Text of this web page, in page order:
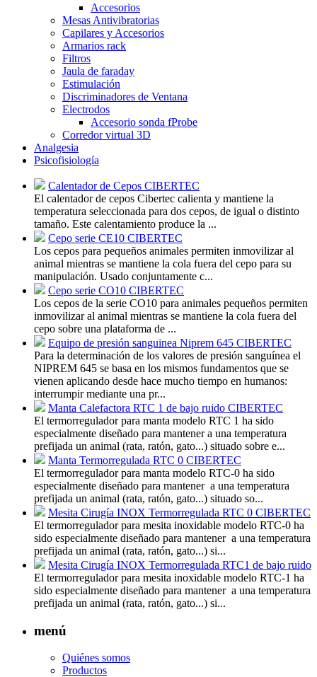
Accesorios
Mesas Antivibratorias
Capilares y Accesorios
Armarios rack
Filtros
Jaula de faraday
Estimulación
Discriminadores de Ventana
Electrodos
Accesorio sonda fProbe
Corredor virtual 3D
Analgesia
Psicofisiología
Calentador de Cepos CIBERTEC
El calentador de cepos Cibertec calienta y mantiene la
temperatura seleccionada para dos cepos, de igual o distinto
tamaño. Este calentamiento produce la ...
Cepo serie CE10 CIBERTEC
Los cepos para pequeños animales permiten inmovilizar al
animal mientras se mantiene la cola fuera del cepo para su
manipulación. Usado conjuntamente c...
Cepo serie CO10 CIBERTEC
Los cepos de la serie CO10 para animales pequeños permiten
inmovilizar al animal mientras se mantiene la cola fuera del
cepo sobre una plataforma de ...
Equipo de presión sanguinea Niprem 645 CIBERTEC
Para la determinación de los valores de presión sanguínea el
NIPREM 645 se basa en los mismos fundamentos que se
vienen aplicando desde hace mucho tiempo en humanos:
interrumpir mediante una pr...
Manta Calefactora RTC 1 de bajo ruido CIBERTEC
El termorregulador para manta modelo RTC 1 ha sido
especialmente diseñado para mantener a una temperatura
prefijada un animal (rata, ratón, gato...) situado sobre e...
Manta Termorregulada RTC 0 CIBERTEC
El termorregulador para manta modelo RTC-0 ha sido
especialmente diseñado para mantener a una temperatura
prefijada un animal (rata, ratón, gato...) situado so...
Mesita Cirugía INOX Termorregulada RTC 0 CIBERTEC
El termorregulador para mesita inoxidable modelo RTC-0 ha
sido especialmente diseñado para mantener a una temperatura
prefijada un animal (rata, ratón, gato...) si...
Mesita Cirugía INOX Termorregulada RTC1 de bajo ruido
El termorregulador para mesita inoxidable modelo RTC-1 ha
sido especialmente diseñado para mantener a una temperatura
prefijada un animal (rata, ratón, gato...) si...
menú
Quiénes somos
Productos